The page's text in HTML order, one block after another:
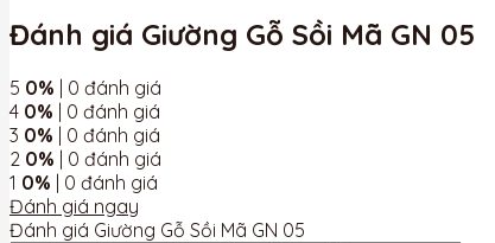
Đánh giá Giường Gỗ Sồi Mã GN 05
5 0% | 0 đánh giá
4 0% | 0 đánh giá
3 0% | 0 đánh giá
2 0% | 0 đánh giá
1 0% | 0 đánh giá
Đánh giá ngay
Đánh giá Giường Gỗ Sồi Mã GN 05